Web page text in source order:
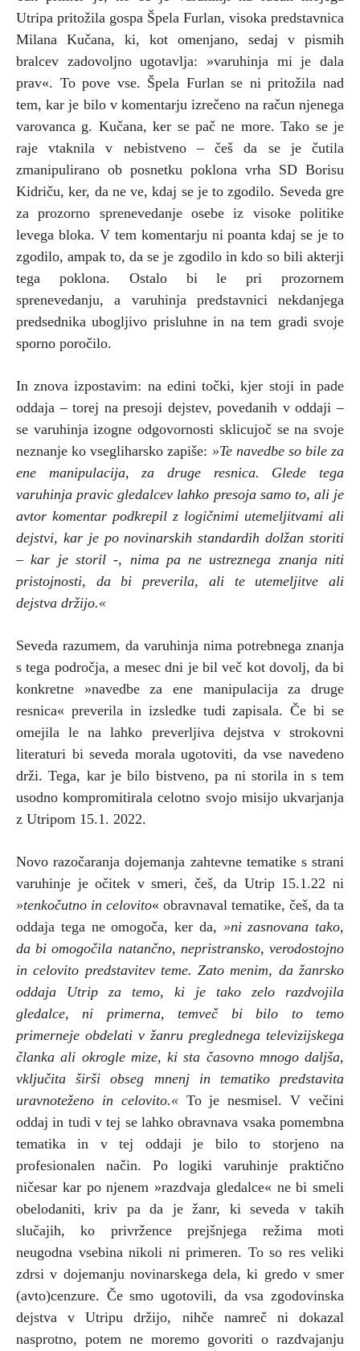
Utripa pritožila gospa Špela Furlan, visoka predstavnica
Milana Kučana, ki, kot omenjano, sedaj v pismih
bralcev zadovoljno ugotavlja: »varuhinja mi je dala
prav«. To pove vse. Špela Furlan se ni pritožila nad
tem, kar je bilo v komentarju izrečeno na račun njenega
varovanca g. Kučana, ker se pač ne more. Tako se je
raje vtaknila v nebistveno – češ da se je čutila
zmanipulirano ob posnetku poklona vrha SD Borisu
Kidriču, ker, da ne ve, kdaj se je to zgodilo. Seveda gre
za prozorno sprenevedanje osebe iz visoke politike
levega bloka. V tem komentarju ni poanta kdaj se je to
zgodilo, ampak to, da se je zgodilo in kdo so bili akterji
tega poklona. Ostalo bi le pri prozornem
sprenevedanju, a varuhinja predstavnici nekdanjega
predsednika ubogljivo prisluhne in na tem gradi svoje
sporno poročilo.
In znova izpostavim: na edini točki, kjer stoji in pade
oddaja – torej na presoji dejstev, povedanih v oddaji –
se varuhinja izogne odgovornosti sklicujoč se na svoje
neznanje ko vsegliharsko zapiše: »Te navedbe so bile za
ene manipulacija, za druge resnica. Glede tega
varuhinja pravic gledalcev lahko presoja samo to, ali je
avtor komentar podkrepil z logičnimi utemeljitvami ali
dejstvi, kar je po novinarskih standardih dolžan storiti
– kar je storil -, nima pa ne ustreznega znanja niti
pristojnosti, da bi preverila, ali te utemeljitve ali
dejstva držijo.«
Seveda razumem, da varuhinja nima potrebnega znanja
s tega področja, a mesec dni je bil več kot dovolj, da bi
konkretne »navedbe za ene manipulacija za druge
resnica« preverila in izsledke tudi zapisala. Če bi se
omejila le na lahko preverljiva dejstva v strokovni
literaturi bi seveda morala ugotoviti, da vse navedeno
drži. Tega, kar je bilo bistveno, pa ni storila in s tem
usodno kompromitirala celotno svojo misijo ukvarjanja
z Utripom 15.1. 2022.
Novo razočaranja dojemanja zahtevne tematike s strani
varuhinje je očitek v smeri, češ, da Utrip 15.1.22 ni
»tenkočutno in celovito« obravnaval tematike, češ, da ta
oddaja tega ne omogoča, ker da, »ni zasnovana tako,
da bi omogočila natančno, nepristransko, verodostojno
in celovito predstavitev teme. Zato menim, da žanrsko
oddaja Utrip za temo, ki je tako zelo razdvojila
gledalce, ni primerna, temveč bi bilo to temo
primerneje obdelati v žanru preglednega televizijskega
članka ali okrogle mize, ki sta časovno mnogo daljša,
vključita širši obseg mnenj in tematiko predstavita
uravnoteženo in celovito.«To je nesmisel. V večini
oddaj in tudi v tej se lahko obravnava vsaka pomembna
tematika in v tej oddaji je bilo to storjeno na
profesionalen način. Po logiki varuhinje praktično
ničesar kar po njenem »razdvaja gledalce« ne bi smeli
obelodaniti, kriv pa da je žanr, ki seveda v takih
slučajih, ko privržence prejšnjega režima moti
neugodna vsebina nikoli ni primeren. To so res veliki
zdrsi v dojemanju novinarskega dela, ki gredo v smer
(avto)cenzure. Če smo ugotovili, da vsa zgodovinska
dejstva v Utripu držijo, nihče namreč ni dokazal
nasprotno, potem ne moremo govoriti o razdvajanju